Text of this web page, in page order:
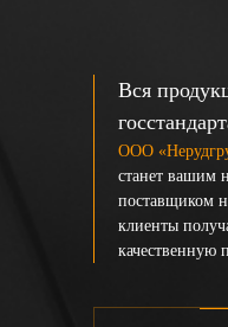
Вся
ООО
станет вашим
поставщиком
клиенты
качественную